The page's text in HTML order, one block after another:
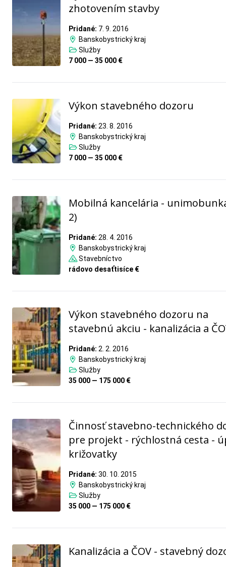
zhotovením stavby
Pridané: 7. 9. 2016
Banskobystrický kraj
Služby
7 000 — 35 000 €
Výkon stavebného dozoru
Pridané: 23. 8. 2016
Banskobystrický kraj
Služby
7 000 — 35 000 €
Mobilná kancelária -
2)
Pridané: 28. 4. 2016
Banskobystrický kraj
Stavebníctvo
rádovo desaťtisíce €
Výkon stavebného dozoru na
stavebnú akciu - kanalizácia a
Pridané: 2. 2. 2016
Banskobystrický kraj
Služby
35 000 — 175 000 €
Činnosť stavebno-technického
pre projekt - rýchlostná cesta -
križovatky
Pridané: 30. 10. 2015
Banskobystrický kraj
Služby
35 000 — 175 000 €
Kanalizácia a ČOV - stavebný